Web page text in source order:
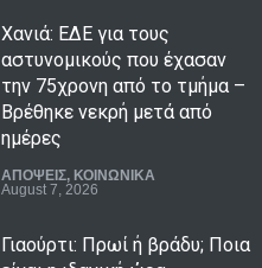
Χανιά: ΕΔΕ για τους
αστυνομικούς που έχασαν
την 75χρονη από το τμήμα –
Βρέθηκε νεκρή μετά από
ημέρες
ΑΠΟΨΕΙΣ, ΚΟΙΝΩΝΙΚΑ
August 7, 2026
Γιαούρτι: Πρωί ή βράδυ; Ποια